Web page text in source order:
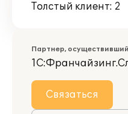
Толстый клиент: 2
Партнер,
Связаться